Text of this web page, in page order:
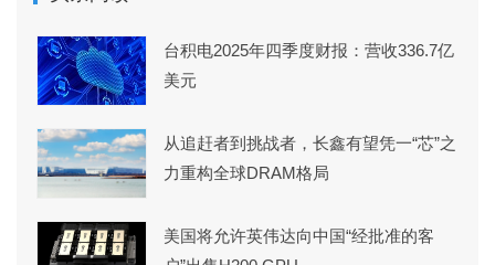
台积电2025年四季度财报：营收336.7亿
美元
从追赶者到挑战者，长鑫有望凭一“芯”之
力重构全球DRAM格局
美国将允许英伟达向中国“经批准的客